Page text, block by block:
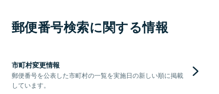
郵便番号検索に関する情報
市町村変更情報
郵便番号を公表した市町村の一覧を実施日の新しい順に掲載
しています。